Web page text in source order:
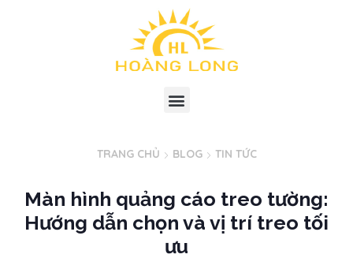
TRANG CHỦ BLOG TIN TỨC
Màn hình quảng cáo treo tường:
Hướng dẫn chọn và vị trí treo tối
ưu